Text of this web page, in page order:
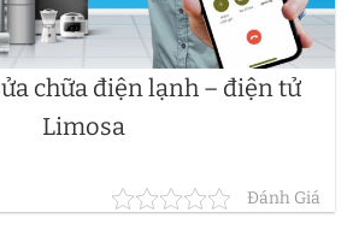
chữa điện lạnh – điện tử
Limosa
Đánh Giá